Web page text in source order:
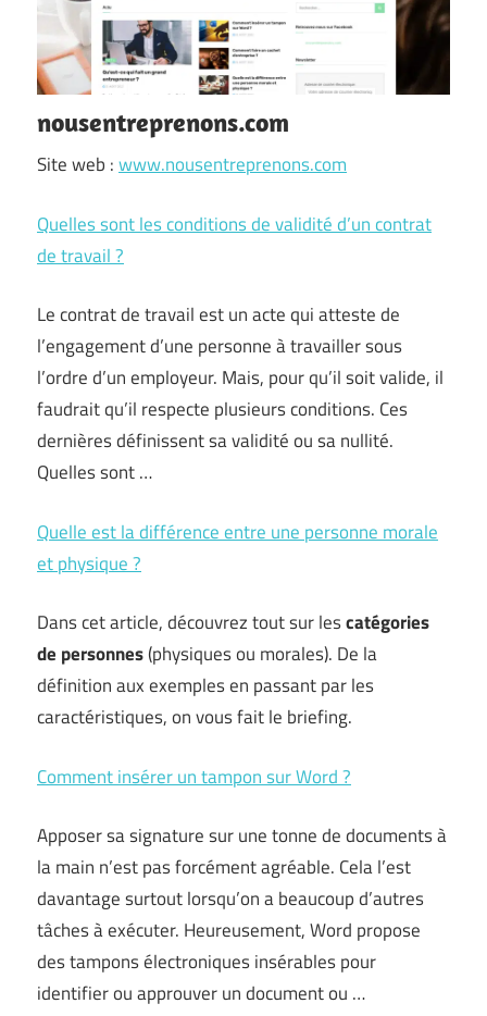
nousentreprenons.com
Site web :www.nousentreprenons.com
Quelles sont les conditions de validité d’un contrat
de travail ?
Le contrat de travail est un acte qui atteste de
l’engagement d’une personne à travailler sous
l’ordre d’un employeur. Mais, pour qu’il soit valide, il
faudrait qu’il respecte plusieurs conditions. Ces
dernières définissent sa validité ou sa nullité.
Quelles sont …
Quelle est la différence entre une personne morale
et physique ?
Dans cet article, découvrez tout sur lescatégories
de personnes(physiques ou morales). De la
définition aux exemples en passant par les
caractéristiques, on vous fait le briefing.
Comment insérer un tampon sur Word ?
Apposer sa signature sur une tonne de documents à
la main n’est pas forcément agréable. Cela l’est
davantage surtout lorsqu’on a beaucoup d’autres
tâches à exécuter. Heureusement, Word propose
des tampons électroniques insérables pour
identifier ou approuver un document ou …